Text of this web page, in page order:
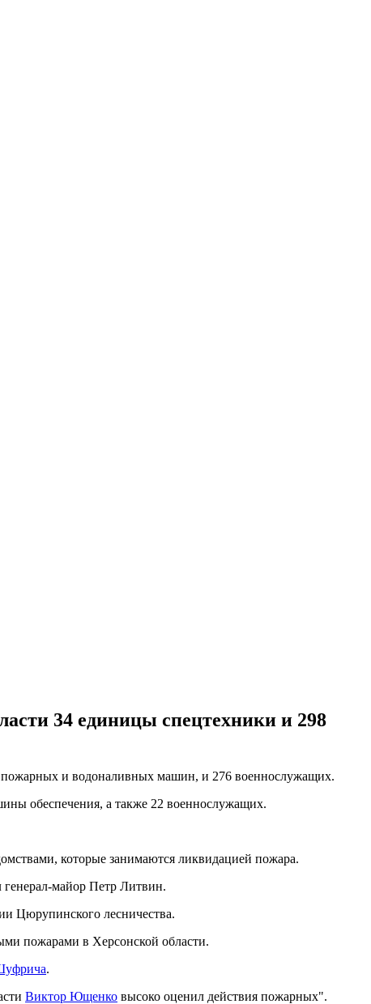
34 единицы спецтехники и 298
пожарных и водоналивных машин, и 276 военнослужащих.
обеспечения, а также 22 военнослужащих.
которые занимаются ликвидацией пожара.
майор Петр Литвин.
Цюрупинского лесничества.
пожарами в Херсонской области.
.
Виктор Ющенко высоко оценил действия пожарных".